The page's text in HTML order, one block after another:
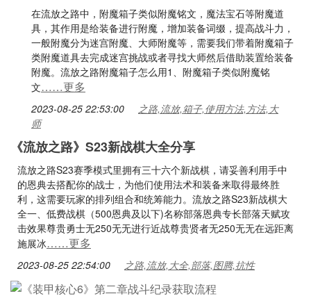
在流放之路中，附魔箱子类似附魔铭文，魔法宝石等附魔道
具，其作用是给装备进行附魔，增加装备词缀，提高战斗力，
一般附魔分为迷宫附魔、大师附魔等，需要我们带着附魔箱子
类附魔道具去完成迷宫挑战或者寻找大师然后借助装置给装备
附魔。流放之路附魔箱子怎么用1、附魔箱子类似附魔铭
文……更多
2023-08-25 22:53:00
之路,流放,箱子,使用方法,方法,大
师
《流放之路》S23新战棋大全分享
流放之路S23赛季模式里拥有三十六个新战棋，请妥善利用手中
的恩典去搭配你的战士，为他们使用法术和装备来取得最终胜
利，这需要玩家的排列组合和统筹能力。流放之路S23新战棋大
全一、低费战棋（500恩典及以下)名称部落恩典专长部落天赋攻
击效果尊贵勇士无250无无进行近战尊贵贤者无250无无在远距离
施展冰……更多
2023-08-25 22:54:00 之路,流放,大全,部落,图腾,抗性